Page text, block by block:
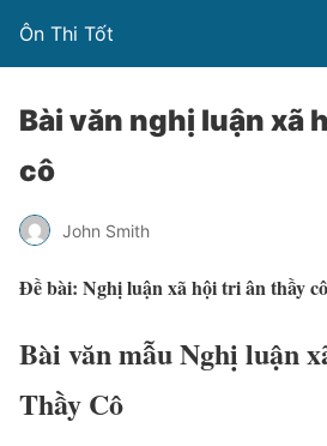
Ôn Thi Tốt
Bài văn nghị luận xã
cô
John Smith
Đề bài: Nghị luận xã hội tri ân thầy cô
Bài văn mẫu Nghị luận
Thầy Cô